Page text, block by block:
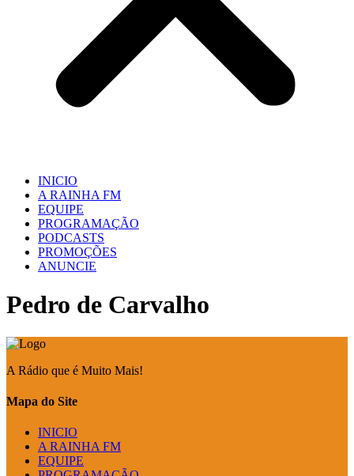
INICIO
A RAINHA FM
EQUIPE
PROGRAMAÇÃO
PODCASTS
PROMOÇÕES
ANUNCIE
Pedro de Carvalho
A Rádio que é Muito Mais!
Mapa do Site
INICIO
A RAINHA FM
EQUIPE